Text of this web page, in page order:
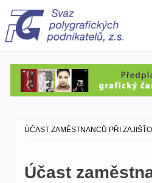
ÚČAST ZAMĚSTNANCŮ PŘI
Účast